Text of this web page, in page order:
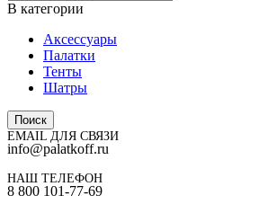
В категории
Аксессуары
Палатки
Тенты
Шатры
Поиск
EMAIL ДЛЯ СВЯЗИ
info@palatkoff.ru
НАШ ТЕЛЕФОН
8 800 101-77-69